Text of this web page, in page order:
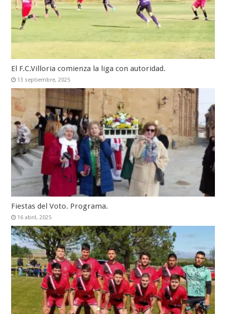
El F.C.Villoria comienza la liga con autoridad.
13 septiembre, 2025
Fiestas del Voto. Programa.
16 abril, 2025